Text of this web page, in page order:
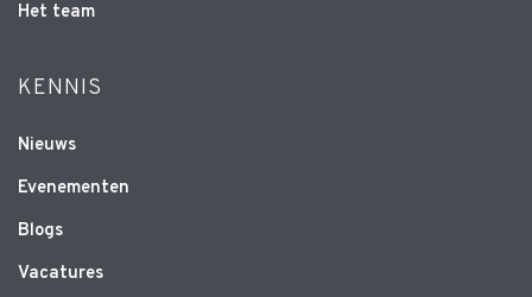
Het team
KENNIS
Nieuws
Evenementen
Blogs
Vacatures